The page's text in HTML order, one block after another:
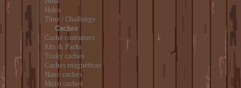
Hides
Time / Challenge
Caches
Cache containers
Kits & Packs
Tricky caches
Caches magnéticas
Nano caches
Micro caches